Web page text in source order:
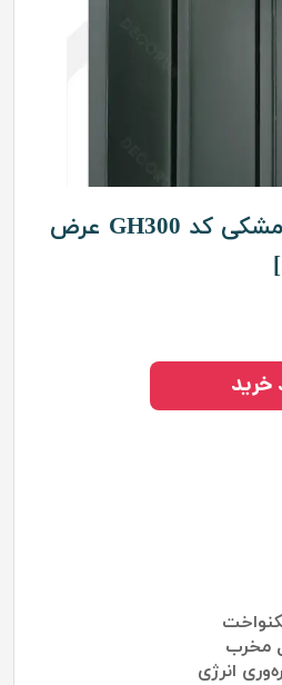
ترمووال پی وی سی مشکی کد GH300 عرض
مخرب
انرژی
خرید